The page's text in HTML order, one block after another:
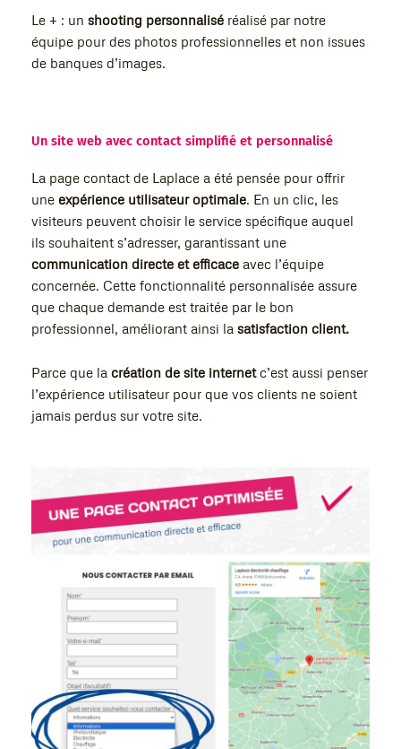
Le + : un shooting personnalisé réalisé par notre
équipe pour des photos professionnelles et non issues
de banques d’images.
Un site web avec contact simplifié et personnalisé
La page contact de Laplace a été pensée pour offrir
une expérience utilisateur optimale. En un clic, les
visiteurs peuvent choisir le service spécifique auquel
ils souhaitent s’adresser, garantissant une
communication directe et efficace avec l’équipe
concernée. Cette fonctionnalité personnalisée assure
que chaque demande est traitée par le bon
professionnel, améliorant ainsi la satisfaction client.
Parce que la création de site internetc’est aussi penser
l’expérience utilisateur pour que vos clients ne soient
jamais perdus sur votre site.